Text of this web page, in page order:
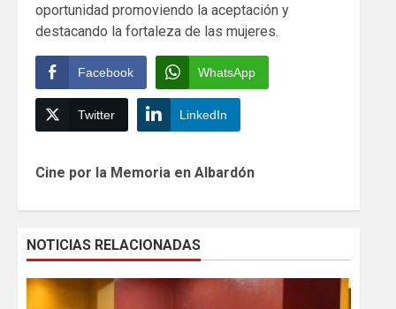
oportunidad promoviendo la aceptación y
destacando la fortaleza de las mujeres.
Facebook WhatsApp
Twitter LinkedIn
Reading
Cine por la Memoria en Albardón
NOTICIAS RELACIONADAS